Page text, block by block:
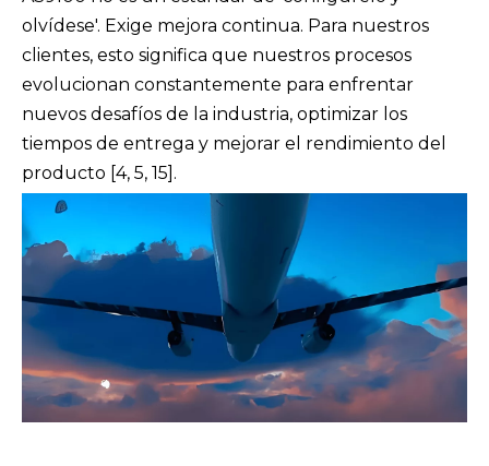
olvídese'. Exige mejora continua. Para nuestros
clientes, esto significa que nuestros procesos
evolucionan constantemente para enfrentar
nuevos desafíos de la industria, optimizar los
tiempos de entrega y mejorar el rendimiento del
producto [4, 5, 15].